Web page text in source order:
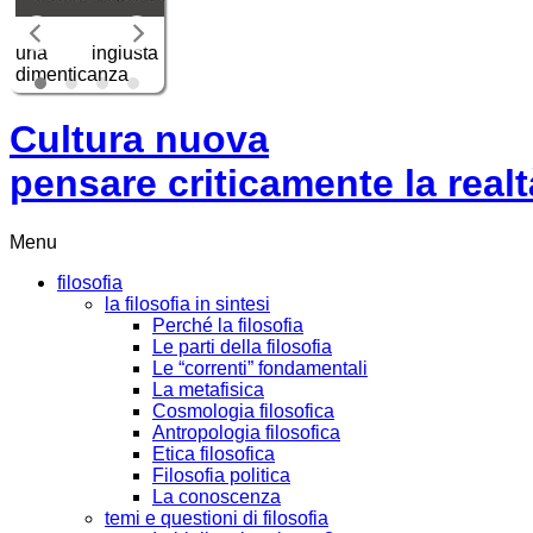
Da non perdere
contro falsi sensi
Cultura nuova
pensare criticamente la
Menu
filosofia
la filosofia in sintesi
Perché la filosofia
Le parti della filosofia
Le “correnti” fondamentali
La metafisica
Cosmologia filosofica
Antropologia filosofica
Etica filosofica
Filosofia politica
La conoscenza
temi e questioni di filosofia